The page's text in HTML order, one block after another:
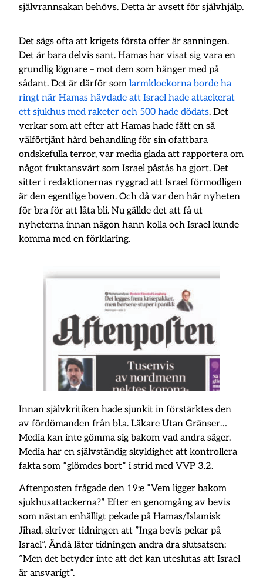
självrannsakan behövs. Detta är avsett för självhjälp.
Det sägs ofta att krigets första offer är sanningen.
Det är bara delvis sant. Hamas har visat sig vara en
grundlig lögnare – mot dem som hänger med på
sådant. Det är därför somlarmklockorna borde ha
ringt när Hamas hävdade att Israel hade attackerat
ett sjukhus med raketer och 500 hade dödats. Det
verkar som att efter att Hamas hade fått en så
välförtjänt hård behandling för sin ofattbara
ondskefulla terror, var media glada att rapportera om
något fruktansvärt som Israel påstås ha gjort. Det
sitter i redaktionernas ryggrad att Israel förmodligen
är den egentlige boven. Och då var den här nyheten
för bra för att låta bli. Nu gällde det att få ut
nyheterna innan någon hann kolla och Israel kunde
komma med en förklaring.
Innan självkritiken hade sjunkit in förstärktes den
av fördömanden från bl.a. Läkare Utan Gränser…
Media kan inte gömma sig bakom vad andra säger.
Media har en självständig skyldighet att kontrollera
fakta som ”glömdes bort” i strid med VVP 3.2.
Aftenposten frågade den 19:e ”Vem ligger bakom
sjukhusattackerna?” Efter en genomgång av bevis
som nästan enhälligt pekade på Hamas/Islamisk
Jihad, skriver tidningen att ”Inga bevis pekar på
Israel”. Ändå låter tidningen andra dra slutsatsen:
”Men det betyder inte att det kan uteslutas att Israel
är ansvarigt”.